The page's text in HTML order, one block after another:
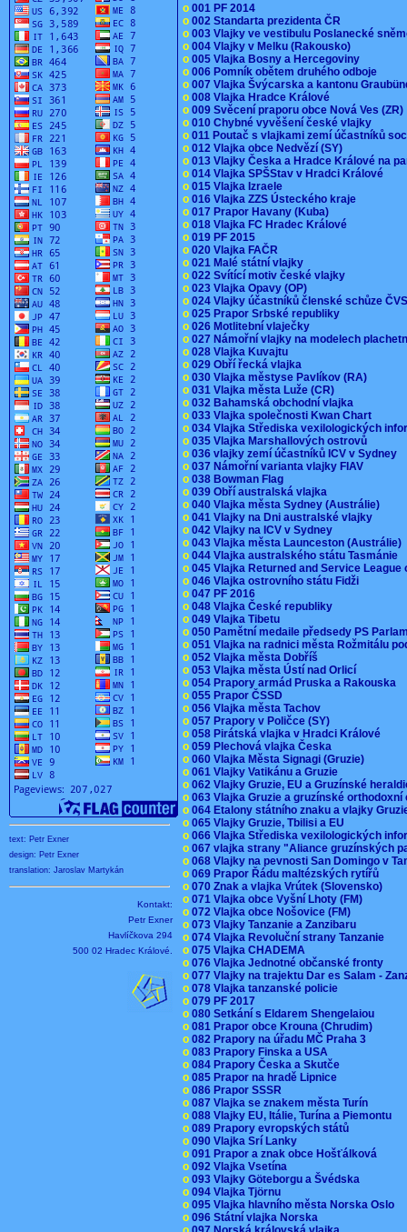
text: Petr Exner
design: Petr Exner
translation: Jaroslav Martykán
Kontakt:
Petr Exner
Havlíčkova 294
500 02 Hradec Králové.
o 001 PF 2014
o 002 Standarta prezidenta ČR
o 003 Vlajky ve vestibulu Poslanecké
o 004 Vlajky v Melku (Rakousko)
o 005 Vlajka Bosny a Hercegoviny
o 006 Pomník obětem druhého odboje
o 007 Vlajka Švýcarska a kantonu
o 008 Vlajka Hradce Králové
o 009 Svěcení praporu obce Nová Ves
o 010 Chybné vyvěšení české vlajky
o 011 Poutač s vlajkami zemí účastníků
o 012 Vlajka obce Nedvězí (SY)
o 013 Vlajky Česka a Hradce Králové na
o 014 Vlajka SPŠStav v Hradci Králové
o 015 Vlajka Izraele
o 016 Vlajka ZZS Ústeckého kraje
o 017 Prapor Havany (Kuba)
o 018 Vlajka FC Hradec Králové
o 019 PF 2015
o 020 Vlajka FAČR
o 021 Malé státní vlajky
o 022 Svítící motiv české vlajky
o 023 Vlajka Opavy (OP)
o 024 Vlajky účastníků členské schůze
o 025 Prapor Srbské republiky
o 026 Motlitební vlaječky
o 027 Námořní vlajky na modelech
o 028 Vlajka Kuvajtu
o 029 Obří řecká vlajka
o 030 Vlajka městyse Pavlíkov (RA)
o 031 Vlajka města Luže (CR)
o 032 Bahamská obchodní vlajka
o 033 Vlajka společnosti Kwan Chart
o 034 Vlajka Střediska vexilologických
o 035 Vlajka Marshallových ostrovů
o 036 vlajky zemí účastníků ICV v Sydney
o 037 Námořní varianta vlajky FIAV
o 038 Bowman Flag
o 039 Obří australská vlajka
o 040 Vlajka města Sydney (Austrálie)
o 041 Vlajky na Dni australské vlajky
o 042 Vlajky na ICV v Sydney
o 043 Vlajka města Launceston (Austrálie)
o 044 Vlajka australského státu Tasmánie
o 045 Vlajka Returned and Service
o 046 Vlajka ostrovního státu Fidži
o 047 PF 2016
o 048 Vlajka České republiky
o 049 Vlajka Tibetu
o 050 Pamětní medaile předsedy PS
o 051 Vlajka na radnici města Rožmitálu
o 052 Vlajka města Dobříš
o 053 Vlajka města Ústí nad Orlicí
o 054 Prapory armád Pruska a Rakouska
o 055 Prapor ČSSD
o 056 Vlajka města Tachov
o 057 Prapory v Poličce (SY)
o 058 Pirátská vlajka v Hradci Králové
o 059 Plechová vlajka Česka
o 060 Vlajka Města Signagi (Gruzie)
o 061 Vlajky Vatikánu a Gruzie
o 062 Vlajky Gruzie, EU a Gruzínské
o 063 Vlajka Gruzie a gruzínské
o 064 Etalony státního znaku a vlajky
o 065 Vlajky Gruzie, Tbilisi a EU
o 066 Vlajka Střediska vexilologických
o 067 vlajka strany "Aliance gruzínských
o 068 Vlajky na pevnosti San Domingo v
o 069 Prapor Řádu maltézských rytířů
o 070 Znak a vlajka Vrútek (Slovensko)
o 071 Vlajka obce Vyšní Lhoty (FM)
o 072 Vlajka obce Nošovice (FM)
o 073 Vlajky Tanzanie a Zanzibaru
o 074 Vlajka Revoluční strany Tanzanie
o 075 Vlajka CHADEMA
o 076 Vlajka Jednotné občanské fronty
o 077 Vlajky na trajektu Dar es Salam -
o 078 Vlajka tanzanské policie
o 079 PF 2017
o 080 Setkání s Eldarem Shengelaiou
o 081 Prapor obce Krouna (Chrudim)
o 082 Prapory na úřadu MČ Praha 3
o 083 Prapory Finska a USA
o 084 Prapory Česka a Skutče
o 085 Prapor na hradě Lipnice
o 086 Prapor SSSR
o 087 Vlajka se znakem města Turín
o 088 Vlajky EU, Itálie, Turína a Piemontu
o 089 Prapory evropských států
o 090 Vlajka Srí Lanky
o 091 Prapor a znak obce Hošťálková
o 092 Vlajka Vsetína
o 093 Vlajky Göteborgu a Švédska
o 094 Vlajka Tjörnu
o 095 Vlajka hlavního města Norska Oslo
o 096 Státní vlajka Norska